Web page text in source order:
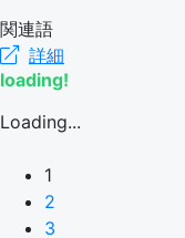
関連語
詳細
loading!
Loading...
1
2
3